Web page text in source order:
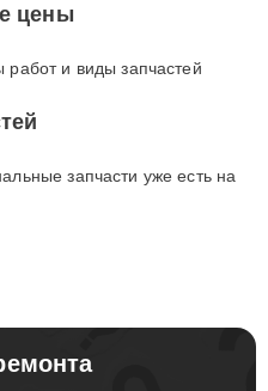
цены
и виды запчастей
запчасти уже есть на